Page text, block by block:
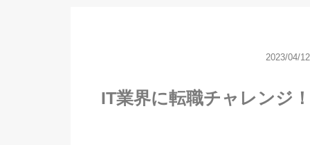
2023/04/12
IT業界に転職チャレンジ